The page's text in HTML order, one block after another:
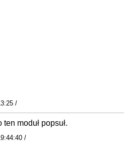
/
moduł popsuł.
/